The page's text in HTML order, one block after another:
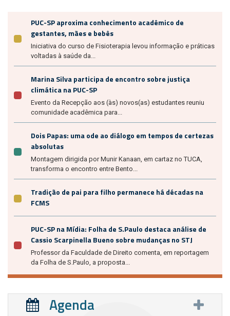
PUC-SP aproxima conhecimento acadêmico de
gestantes, mães e bebês
Iniciativa do curso de Fisioterapia levou informação e práticas
voltadas à saúde da...
Marina Silva participa de encontro sobre justiça
climática na PUC-SP
Evento da Recepção aos (às) novos(as) estudantes reuniu
comunidade acadêmica para...
Dois Papas: uma ode ao diálogo em tempos de certezas
absolutas
Montagem dirigida por Munir Kanaan, em cartaz no TUCA,
transforma o encontro entre Bento...
Tradição de pai para filho permanece há décadas na
FCMS
PUC-SP na Mídia: Folha de S.Paulo destaca análise de
Cassio Scarpinella Bueno sobre mudanças no STJ
Professor da Faculdade de Direito comenta, em reportagem
da Folha de S.Paulo, a proposta...
Agenda